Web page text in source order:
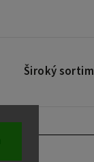
Široký